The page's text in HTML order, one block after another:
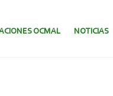
OCMAL NOTICIAS